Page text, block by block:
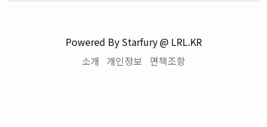
Powered By Starfury @ LRL.KR
소개 개인정보 면책조항